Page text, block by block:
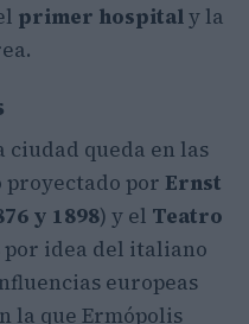
primer hospitaly la
ciudad queda en las
por Ernst
y 1898) y el Teatro
por idea del italiano
europeas
la que Ermópolis